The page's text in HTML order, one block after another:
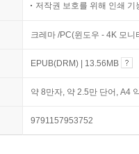
저작권 보호를 위해 인쇄 기
크레마 /PC(윈도우 - 4K 모
EPUB(DRM) | 13.56MB
약 8만자, 약 2.5만 단어, A4
9791157953752